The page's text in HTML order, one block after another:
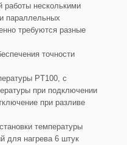
несколькими
параллельных
требуются разные
точности
PT100, с
при подключении
при разливе
температуры
для нагрева 6 штук